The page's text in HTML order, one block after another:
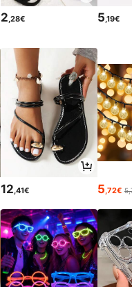
2,28€ 5,19€
12 ,41€ 5 ,72€